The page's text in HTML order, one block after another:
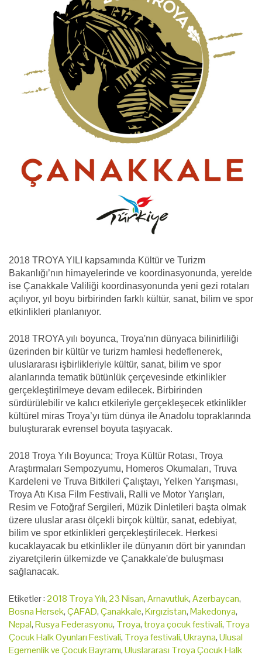
2018 TROYA YILI kapsamında Kültür ve Turizm
Bakanlığı’nın himayelerinde ve koordinasyonunda, yerelde
ise Çanakkale Valiliği koordinasyonunda yeni gezi rotaları
açılıyor, yıl boyu birbirinden farklı kültür, sanat, bilim ve spor
etkinlikleri planlanıyor.
2018 TROYA yılı boyunca, Troya'nın dünyaca bilinirliliği
üzerinden bir kültür ve turizm hamlesi hedeflenerek,
uluslararası işbirlikleriyle kültür, sanat, bilim ve spor
alanlarında tematik bütünlük çerçevesinde etkinlikler
gerçekleştirilmeye devam edilecek. Birbirinden
sürdürülebilir ve kalıcı etkileriyle gerçekleşecek etkinlikler
kültürel miras Troya’yı tüm dünya ile Anadolu topraklarında
buluşturarak evrensel boyuta taşıyacak.
2018 Troya Yılı Boyunca; Troya Kültür Rotası, Troya
Araştırmaları Sempozyumu, Homeros Okumaları, Truva
Kardeleni ve Truva Bitkileri Çalıştayı, Yelken Yarışması,
Troya Atı Kısa Film Festivali, Ralli ve Motor Yarışları,
Resim ve Fotoğraf Sergileri, Müzik Dinletileri başta olmak
üzere uluslar arası ölçekli birçok kültür, sanat, edebiyat,
bilim ve spor etkinlikleri gerçekleştirilecek. Herkesi
kucaklayacak bu etkinlikler ile dünyanın dört bir yanından
ziyaretçilerin ülkemizde ve Çanakkale'de buluşması
sağlanacak.
Etiketler :2018 Troya Yılı,23 Nisan,Arnavutluk,Azerbaycan,
Bosna Hersek,ÇAFAD,Çanakkale,Kırgızistan,Makedonya,
Nepal,Rusya Federasyonu, Troya,troya çocuk festivali, Troya
Çocuk Halk Oyunları Festivali, Troya festivali,Ukrayna,Ulusal
Egemenlik ve Çocuk Bayramı,Uluslararası Troya Çocuk Halk